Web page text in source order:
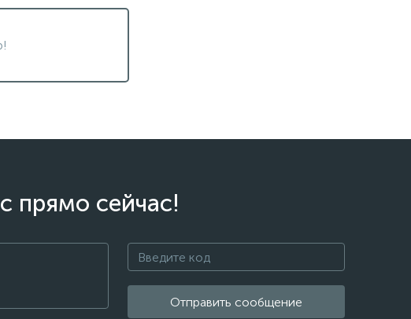
прямо сейчас!
Отправить сообщение